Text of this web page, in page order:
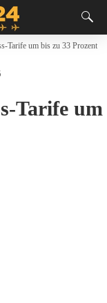
Tarife um bis zu 33 Prozent
Tarife um